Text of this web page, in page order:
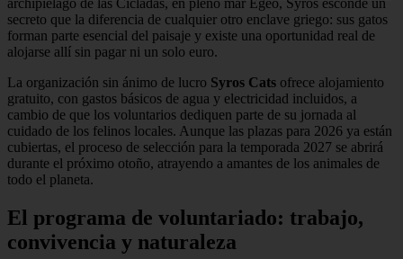
secreto que la diferencia de cualquier otro enclave griego: sus gatos
forman parte esencial del paisaje y existe una oportunidad real de
alojarse allí sin pagar ni un solo euro.
La organización sin ánimo de lucro Syros Cats ofrece alojamiento
gratuito, con gastos básicos de agua y electricidad incluidos, a
cambio de que los voluntarios dediquen parte de su jornada al
cuidado de los felinos locales. Aunque las plazas para 2026 ya están
cubiertas, el proceso de selección para la temporada 2027 se abrirá
durante el próximo otoño, atrayendo a amantes de los animales de
todo el planeta.
El programa de voluntariado: trabajo,
convivencia y naturaleza